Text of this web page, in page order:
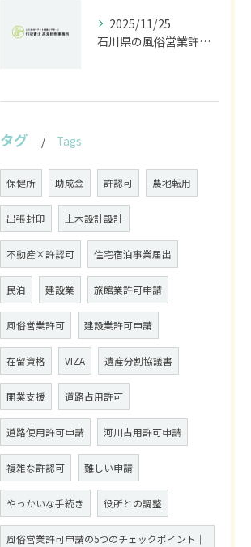
2025/11/25
石川県の風俗営業許可なら行政書士高見裕樹事務所｜金沢・野々市・白山対応｜警察事前相談から図面作成まで
タグ Tags
保健所 助成金 許認可 農地転用
出張封印 土木設計設計
不動産×許認可 住宅宿泊事業届出
民泊 建設業 旅館業許可申請
風俗営業許可 建設業許可申請
在留資格 VIZA 遺産分割協議書
開業支援 道路占用許可
道路使用許可申請 河川占用許可申請
複雑な許認可 難しい申請
やっかいな手続き 役所との調整
風俗営業許可申請の5つのチェックポイント｜